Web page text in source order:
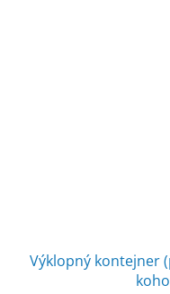
Výklopný kontejner